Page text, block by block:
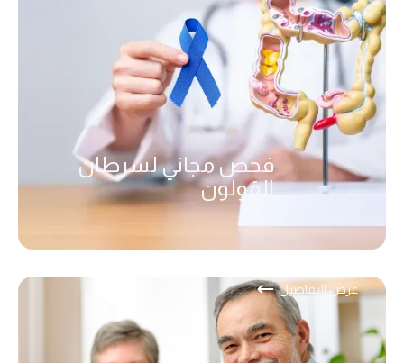
فحص مجاني لسرطان
القولون
عرض التفاصيل